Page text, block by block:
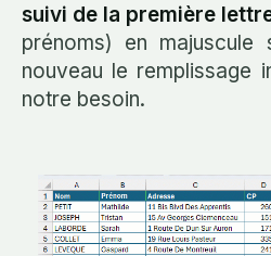
suivi de la première
prénoms) en
nouveau le remplissage
notre besoin.